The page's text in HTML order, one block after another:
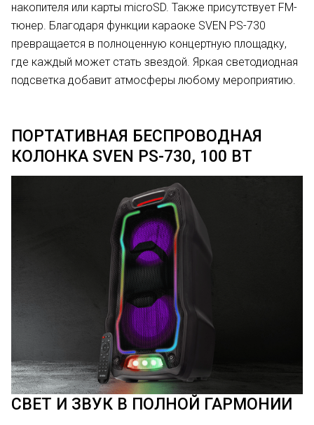
накопителя или карты microSD. Также присутствует FM-
тюнер. Благодаря функции караоке SVEN PS-730
превращается в полноценную концертную площадку,
где каждый может стать звездой. Яркая светодиодная
подсветка добавит атмосферы любому мероприятию.
ПОРТАТИВНАЯ БЕСПРОВОДНАЯ
КОЛОНКА SVEN PS-730, 100 ВТ
СВЕТ И ЗВУК В ПОЛНОЙ ГАРМОНИИ